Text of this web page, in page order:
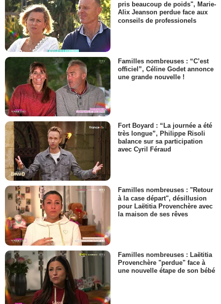
pris beaucoup de poids", Marie-
Alix Jeanson perdue face aux
conseils de professionels
Familles nombreuses : “C’est
officiel”, Céline Godet annonce
une grande nouvelle !
Fort Boyard : “La journée a été
très longue”, Philippe Risoli
balance sur sa participation
avec Cyril Féraud
Familles nombreuses : "Retour
à la case départ", désillusion
pour Laëtitia Provenchère avec
la maison de ses rêves
Familles nombreuses : Laëtitia
Provenchère "perdue" face à
une nouvelle étape de son bébé